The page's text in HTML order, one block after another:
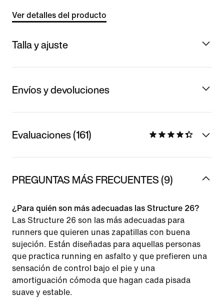
Ver detalles del producto
Talla y ajuste
Envíos y devoluciones
Evaluaciones (161)
PREGUNTAS MÁS FRECUENTES (9)
¿Para quién son más adecuadas las Structure 26?
Las Structure 26 son las más adecuadas para
runners que quieren unas zapatillas con buena
sujeción. Están diseñadas para aquellas personas
que practica running en asfalto y que prefieren una
sensación de control bajo el pie y una
amortiguación cómoda que hagan cada pisada
suave y estable.